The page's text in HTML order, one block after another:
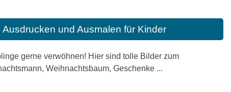
und Ausmalen für Kinder
gerne verwöhnen! Hier sind tolle Bilder zum
Weihnachtsbaum, Geschenke ...